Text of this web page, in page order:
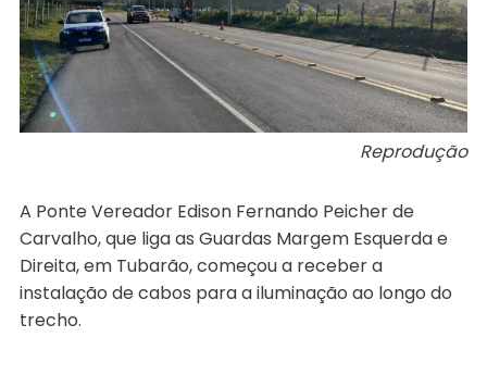
Reprodução
A Ponte Vereador Edison Fernando Peicher de
Carvalho, que liga as Guardas Margem Esquerda e
Direita, em Tubarão, começou a receber a
instalação de cabos para a iluminação ao longo do
trecho.